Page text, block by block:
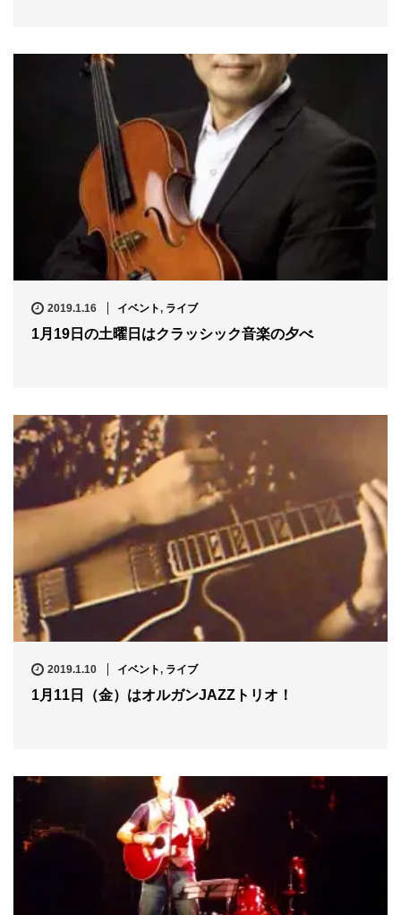
2019.1.16 イベント, ライブ
1月19日の土曜日はクラッシック音楽の夕べ
2019.1.10 イベント, ライブ
1月11日（金）はオルガンJAZZトリオ！